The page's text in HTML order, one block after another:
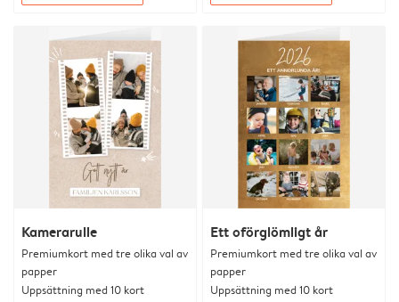
Kamerarulle
Premiumkort med tre olika val av
papper
Uppsättning med 10 kort
Ett oförglömligt år
Premiumkort med tre olika val av
papper
Uppsättning med 10 kort